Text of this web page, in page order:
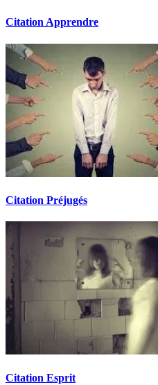
Citation Apprendre
Citation Préjugés
Citation Esprit